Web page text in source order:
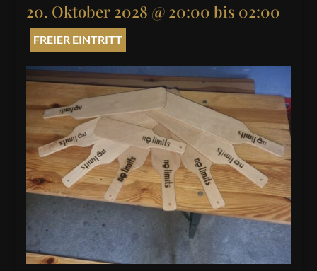
20. Oktober 2028 @ 20:00 bis 02:00
FREIER EINTRITT